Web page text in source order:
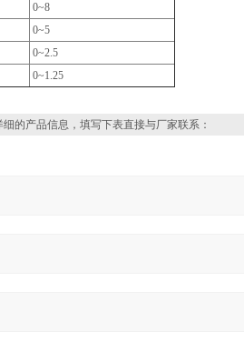
0~8
0~5
0~2.5
0~1.25
的产品信息，填写下表直接与厂家联系：